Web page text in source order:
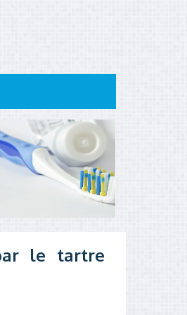
le tartre